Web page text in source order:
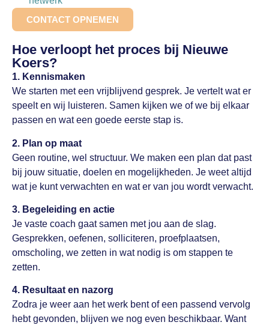
CONTACT OPNEMEN
Hoe verloopt het proces bij Nieuwe
Koers?
1. Kennismaken
We starten met een vrijblijvend gesprek. Je vertelt wat er
speelt en wij luisteren. Samen kijken we of we bij elkaar
passen en wat een goede eerste stap is.
2. Plan op maat
Geen routine, wel structuur. We maken een plan dat past
bij jouw situatie, doelen en mogelijkheden. Je weet altijd
wat je kunt verwachten en wat er van jou wordt verwacht.
3. Begeleiding en actie
Je vaste coach gaat samen met jou aan de slag.
Gesprekken, oefenen, solliciteren, proefplaatsen,
omscholing, we zetten in wat nodig is om stappen te
zetten.
4. Resultaat en nazorg
Zodra je weer aan het werk bent of een passend vervolg
hebt gevonden, blijven we nog even beschikbaar. Want